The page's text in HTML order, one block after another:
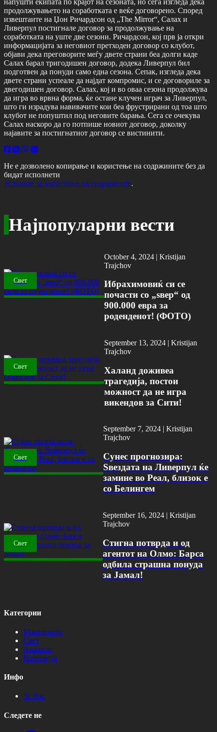
продолжувањето на соработката е веќе договорено. Според
извештаите на Џон Ричардсон од „The Mirror“, Салах и
Ливерпул постигнале договор за продолжување на
соработката на уште две сезони. Ричардсон, кој прв ја откри
информацијата за неговиот претходен договор со клубот,
објави дека преговорите меѓу двете страни беа долги каде
Салах барал тригодишен договор, додека Ливерпул бил
подготвен да понуди само една сезона. Сепак, изгледа дека
двете страни успеале да најдат компромис, и се договориле за
двегодишен договор. Салах, кој и во оваа сезона продолжува
да игра во врвна форма, ќе остане клучен играч за Ливерпул,
што ги израдува навивачите кои беа фрустрирани од тоа што
клубот не попуштил под неговите барања. Сега се очекува
Салах наскоро да го потпише новиот договор, доколку
најавите за постигнатиот договор се вистинити.
Не е дозволено копирање и користење на содржините без да
бидат исполнети
Условите за користење на содржините.
Најпопуларни вести
Свет
October 4, 2024 |Kristijan
Trajchov
Ибрахимовиќ си се
почасти со „ѕвер“ од
900.000 евра за
роденденот! (ФОТО)
Свет
September 13, 2024 | Kristijan
Trajchov
Халанд доживеа
трагедија, постои
можност да не игра
викендов за Сити!
Свет
September 7, 2024 | Kristijan
Trajchov
Сунес прогнозира:
Ѕвездата на Ливерпул ќе
замине во Реал, близок е
со Белингем
Свет
September 16, 2024 | Kristijan
Trajchov
Стигна потврда и од
агентот на Олмо: Барса
одбила страшна понуда
за Јамал!
Категории
Македонија
Свет
Анализи
Интервјуа
Инфо
За Нас
Следете не